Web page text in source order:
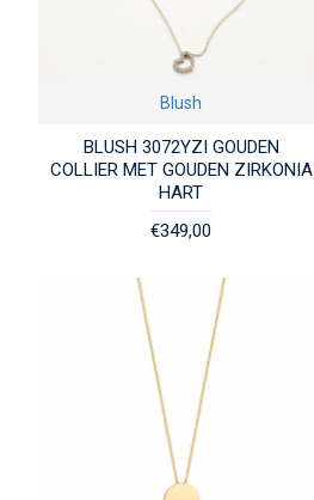
Blush
BLUSH 3072YZI GOUDEN
COLLIER MET GOUDEN ZIRKONIA
HART
€349,00